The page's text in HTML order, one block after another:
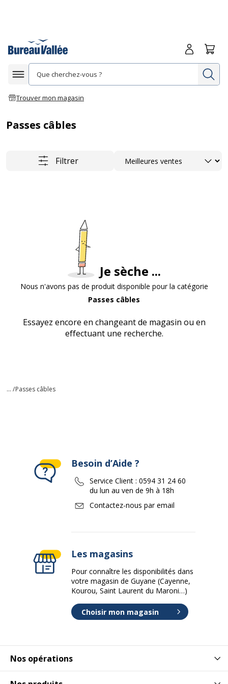
Afficher la navigation
Trouver mon magasin
Me
Passes câbles
Filtrer Trier
Je sèche ...
Nous n'avons pas de produit disponible pour la catégorie
Passes câbles
Essayez encore en changeant de magasin ou en
effectuant une recherche.
... /Passes câbles
Nos opérations
Besoin d’Aide ?
Service Client : 0594 31 24 60
du lun au ven de 9h à 18h
Contactez-nous par email
Les magasins
Pour connaître les disponibilités dans
votre magasin de Guyane (Cayenne,
Kourou, Saint Laurent du Maroni…)
Choisir mon magasin